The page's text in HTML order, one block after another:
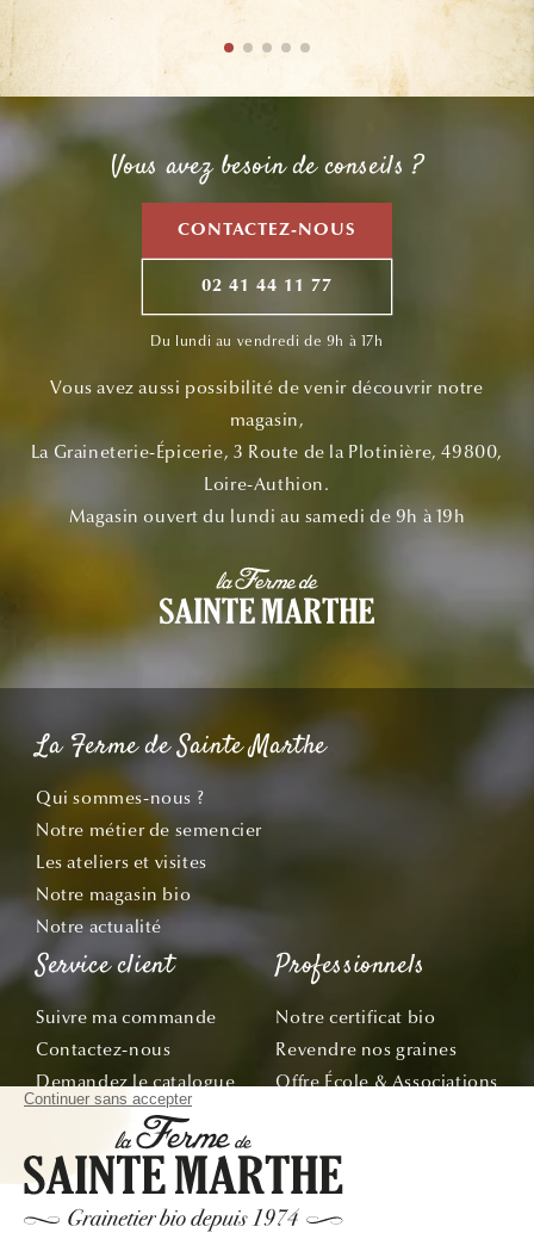
Vous avez besoin de conseils ?
CONTACTEZ-NOUS
02 41 44 11 77
Du lundi au vendredi de 9h à 17h
Vous avez aussi possibilité de venir découvrir notre
magasin,
La Graineterie-Épicerie, 3 Route de la Plotinière, 49800,
Loire-Authion.
Magasin ouvert du lundi au samedi de 9h à 19h
La Ferme de Sainte Marthe
Qui sommes-nous ?
Notre métier de semencier
Les ateliers et visites
Notre magasin bio
Notre actualité
Service client
Suivre ma commande
Contactez-nous
Demandez le catalogue
Bon de commande
Tous nos conseils
Professionnels
Notre certificat bio
Revendre nos graines
Offre École & Associations
Abonnez-vous